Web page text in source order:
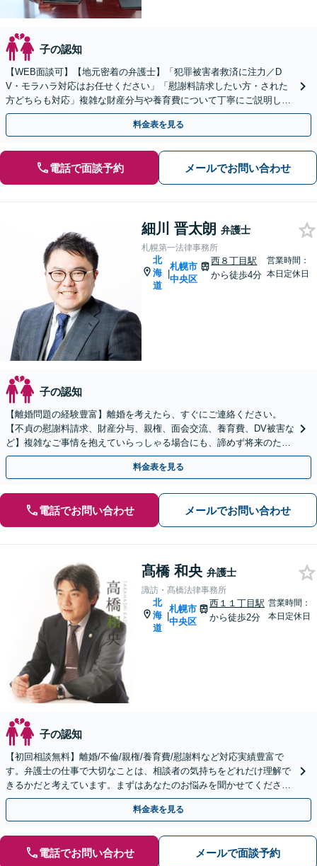
子の認知
【WEB面談可】【地元密着の弁護士】「犯罪被害者救済に注力／D
V・モラハラ対応はお任せください」「慰謝料請求したい方・された
方どちらも対応」複雑な財産分与や養育費について丁寧にご説明しま
す【子連れ相談可】【休日・夜間相談可】
料金表を見る
電話で面談予約 メールでお問い合わせ
細川 晋太朗 弁護士
札幌第一法律事務所
北
海
道
|
札幌市
中央区
西８丁目駅
から徒歩4分
営業時間：
本日定休日
子の認知
【離婚問題の経験豊富】離婚を考えたら、すぐにご連絡ください。
【不貞の慰謝料請求、財産分与、親権、面会交流、養育費、DV被害な
ど】複雑なご事情を抱えていらっしゃる場合にも、諦めず将来のため
に解決へ導きます！【完全個室で相談】
料金表を見る
電話でお問い合わせ メールでお問い合わせ
髙橋 和央 弁護士
諏訪・髙橋法律事務所
北
海
道
|
札幌市
中央区
西１１丁目駅
から徒歩2分
営業時間：
本日定休日
子の認知
【初回相談無料】離婚/不倫/親権/養育費/慰謝料など対応実績豊富で
す。弁護士の仕事で大切なことは、相談者の気持ちをどれだけ理解で
きるかだと考えています。まずはあなたのお悩みを聞かせてくださ
い。
料金表を見る
電話でお問い合わせ メールで面談予約